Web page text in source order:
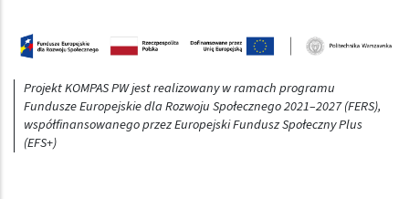
Projekt KOMPAS PW jest realizowany w ramach programu
Fundusze Europejskie dla Rozwoju Społecznego 2021–2027 (FERS),
współfinansowanego przez Europejski Fundusz Społeczny Plus
(EFS+)